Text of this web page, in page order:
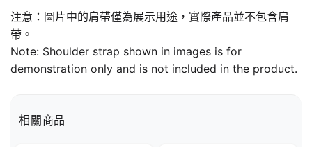
注意：圖片中的肩帶僅為展示用途，實際產品並不包含肩
帶。
Note: Shoulder strap shown in images is for
demonstration only and is not included in the product.
相關商品